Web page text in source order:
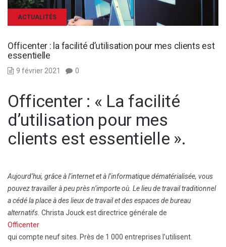
ACTUALITÉS
Officenter : la facilité d’utilisation pour mes clients est
essentielle
9 février 2021 0
Officenter : « La facilité
d’utilisation pour mes
clients est essentielle ».
Aujourd’hui, grâce à l’internet et à l’informatique dématérialisée, vous
pouvez travailler à peu près n’importe où. Le lieu de travail traditionnel
a cédé la place à des lieux de travail et des espaces de bureau
alternatifs. Christa Jouck est directrice générale de
Officenter
qui compte neuf sites. Près de 1 000 entreprises l’utilisent.